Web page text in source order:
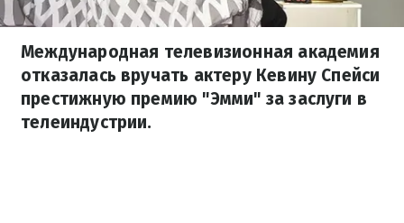
Международная телевизионная академия
отказалась вручать актеру Кевину Спейси
престижную премию "Эмми" за заслуги в
телеиндустрии.